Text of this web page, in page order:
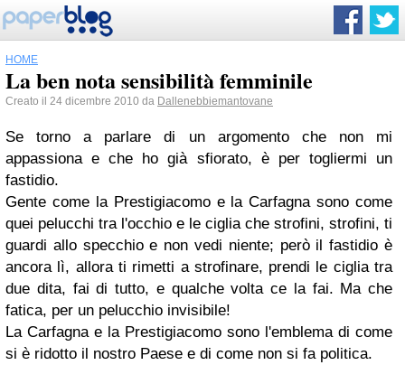
HOME
La ben nota sensibilità femminile
Creato il 24 dicembre 2010 da Dallenebbiemantovane
Se torno a parlare di un argomento che non mi
appassiona e che ho già sfiorato, è per togliermi un
fastidio.
Gente come la Prestigiacomo e la Carfagna sono come
quei pelucchi tra l'occhio e le ciglia che strofini, strofini, ti
guardi allo specchio e non vedi niente; però il fastidio è
ancora lì, allora ti rimetti a strofinare, prendi le ciglia tra
due dita, fai di tutto, e qualche volta ce la fai. Ma che
fatica, per un pelucchio invisibile!
La Carfagna e la Prestigiacomo sono l'emblema di come
si è ridotto il nostro Paese e di come non si fa politica.